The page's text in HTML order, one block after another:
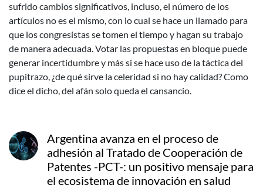
sufrido cambios significativos, incluso, el número de los
artículos no es el mismo, con lo cual se hace un llamado para
que los congresistas se tomen el tiempo y hagan su trabajo
de manera adecuada. Votar las propuestas en bloque puede
generar incertidumbre y más si se hace uso de la táctica del
pupitrazo, ¿de qué sirve la celeridad si no hay calidad? Como
dice el dicho, del afán solo queda el cansancio.
Argentina avanza en el proceso de
adhesión al Tratado de Cooperación de
Patentes -PCT-: un positivo mensaje para
el ecosistema de innovación en salud